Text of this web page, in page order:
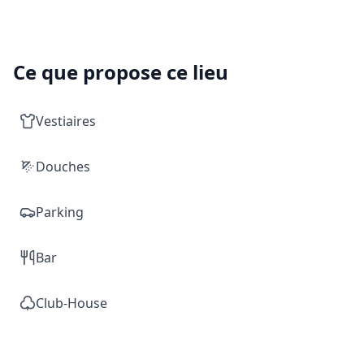
Ce que propose ce lieu
Vestiaires
Douches
Parking
Bar
Club-House